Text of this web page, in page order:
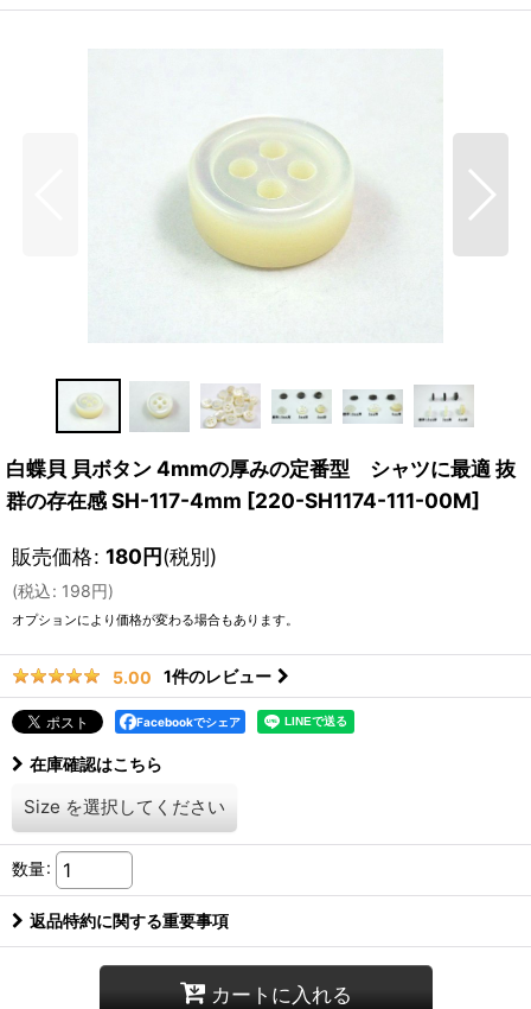
白蝶貝 貝ボタン 4mmの厚みの定番型 シャツに最適 抜
群の存在感 SH-117-4mm [220-SH1174-111-00M]
販売価格: 180円(税別)
(税込: 198円)
オプションにより価格が変わる場合もあります。
5.00 1件のレビュー
Facebookでシェア
在庫確認はこちら
Size を選択してください
数量:
返品特約に関する重要事項
カートに入れる